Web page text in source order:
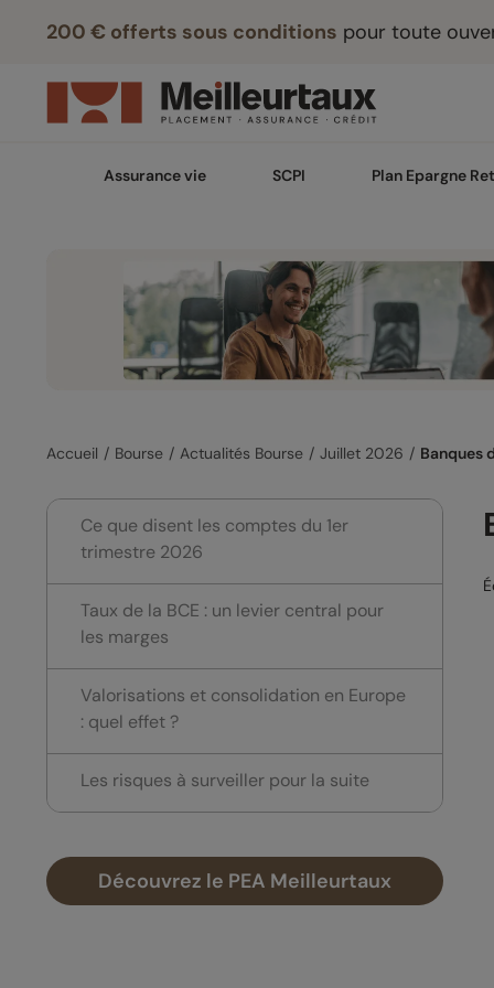
200 € offerts sous conditions pour toute
Assurance vie SCPI Plan Epargne
Accueil Bourse Actualités Bourse Juillet 2026 Banques
Ce que disent les comptes du 1er
trimestre 2026
Taux de la BCE : un levier central pour
les marges
Valorisations et consolidation en Europe
: quel effet ?
Les risques à surveiller pour la suite
Découvrez le PEA Meilleurtaux